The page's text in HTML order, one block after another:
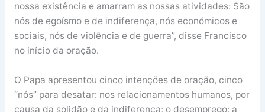
nossa existência e amarram as nossas atividades: São
nós de egoísmo e de indiferença, nós económicos e
sociais, nós de violência e de guerra”, disse Francisco
no início da oração.
O Papa apresentou cinco intenções de oração, cinco
“nós” para desatar: nos relacionamentos humanos, por
causa da solidão e da indiferença; o desemprego; a